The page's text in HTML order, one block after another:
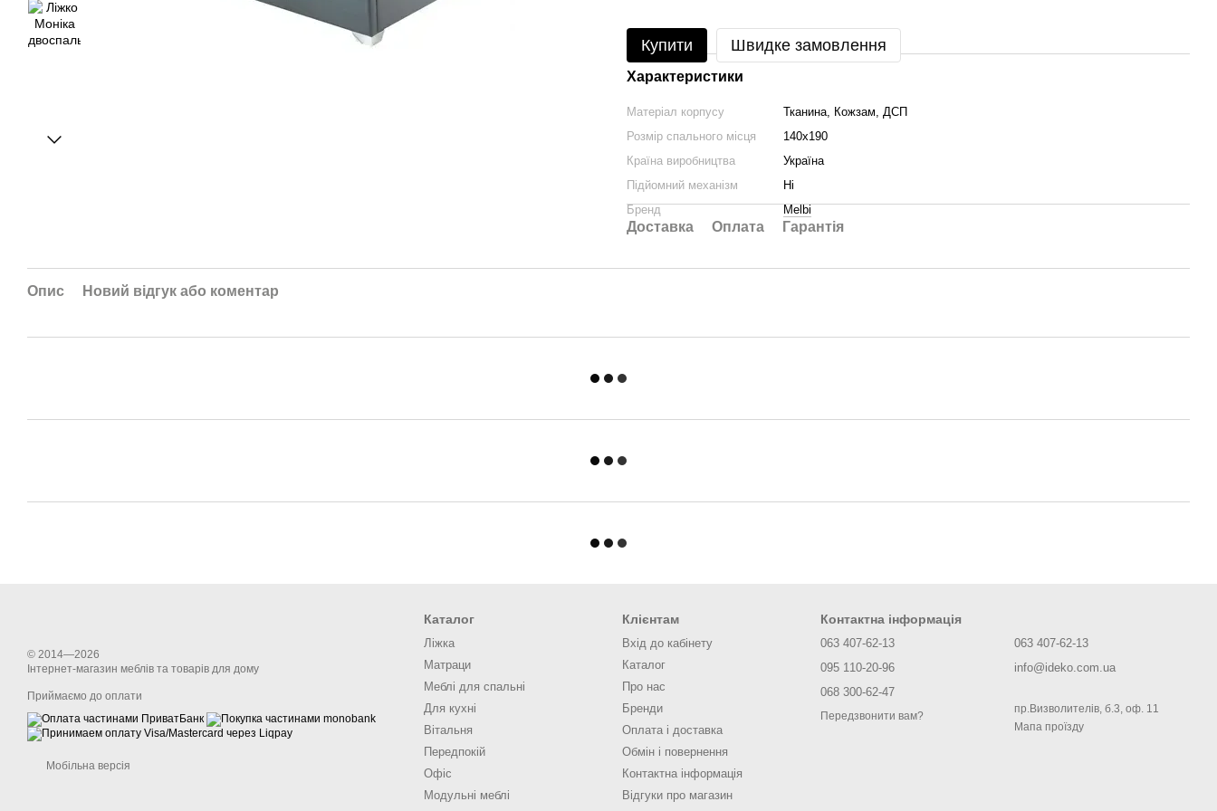
Купити Швидке замовлення
Характеристики
Матеріал корпусу
Тканина, Кожзам, ДСП
Розмір спального місця
140х190
Країна виробництва
Україна
Підйомний механізм
Ні
Бренд
Melbi
Доставка Оплата Гарантія
Опис Новий відгук або коментар
© 2014—2026
Інтернет-магазин меблів та товарів для дому
Приймаємо до оплати
Мобільна версія
Каталог
Ліжка
Матраци
Меблі для спальні
Для кухні
Вітальня
Передпокій
Офіс
Модульні меблі
Клієнтам
Вхід до кабінету
Каталог
Про нас
Бренди
Оплата і доставка
Обмін і повернення
Контактна інформація
Відгуки про магазин
Контактна інформація
063 407-62-13
095 110-20-96
068 300-62-47
Передзвонити вам?
063 407-62-13
info@ideko.com.ua
пр.Визволителів, б.3, оф. 11
Мапа проїзду